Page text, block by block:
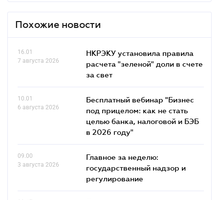
Похожие новости
16.01
7 августа 2026
НКРЭКУ установила правила
расчета "зеленой" доли в счете
за свет
10.01
6 августа 2026
Бесплатный вебинар "Бизнес
под прицелом: как не стать
целью банка, налоговой и БЭБ
в 2026 году"
09.00
3 августа 2026
Главное за неделю:
государственный надзор и
регулирование